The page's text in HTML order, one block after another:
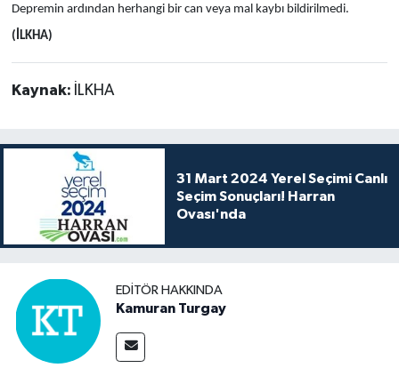
Depremin ardından herhangi bir can veya mal kaybı bildirilmedi.
(İLKHA)
Kaynak: İLKHA
31 Mart 2024 Yerel Seçimi Canlı
Seçim Sonuçları! Harran
Ovası'nda
EDITÖR HAKKINDA
Kamuran Turgay